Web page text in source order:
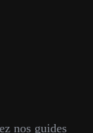
nos guides